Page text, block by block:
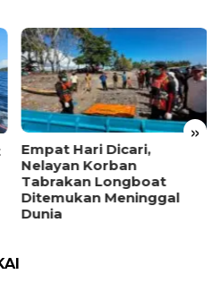
»
Empat Hari Dicari,
Nelayan Korban
Tabrakan Longboat
Ditemukan Meninggal
Dunia